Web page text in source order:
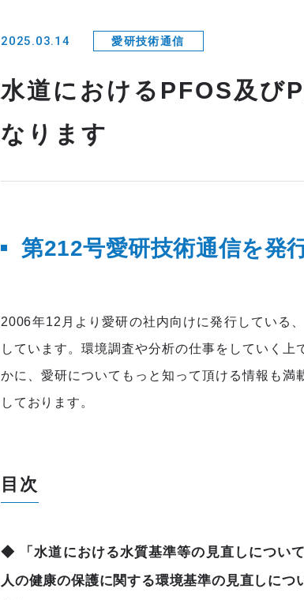
2025.03.14 愛研技術通信
水道におけるPFOS及び
なります
第212号愛研技術通信を発
2006年12月より愛研の社内向けに発行している
しています。環境調査や分析の仕事をしていく
かに、愛研についてもっと知って頂ける情報も
しております。
目次
◆ 「水道における水質基準等の見直しについ
人の健康の保護に関する環境基準の見直しに